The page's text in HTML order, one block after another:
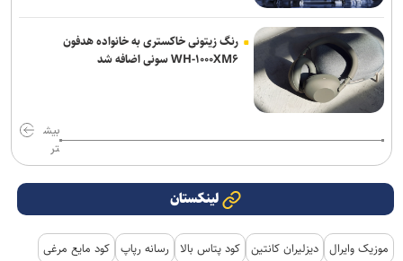
رنگ زیتونی خاکستری به خانواده هدفون
WH-۱۰۰۰XM۶ سونی اضافه شد
بیش
تر
لینکستان
موزیک وایرال دیزلیران کانتین کود پتاس بالا رسانه رپاپ کود مایع مرغی